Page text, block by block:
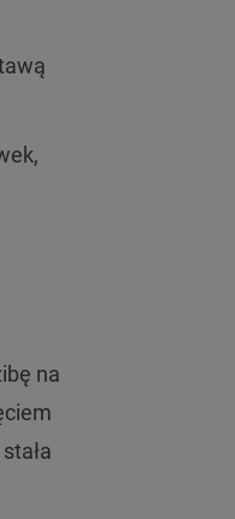
na